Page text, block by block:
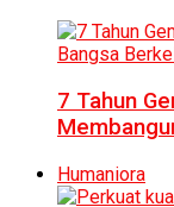
7 Tahun
Humaniora